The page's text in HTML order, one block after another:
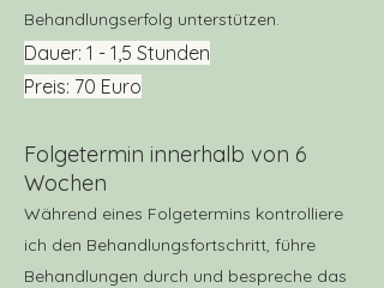
Behandlungserfolg unterstützen.
Dauer: 1 - 1,5 Stunden
Preis: 70 Euro
Folgetermin innerhalb von 6
Wochen
Während eines Folgetermins kontrolliere
ich den Behandlungsfortschritt, führe
Behandlungen durch und bespreche das